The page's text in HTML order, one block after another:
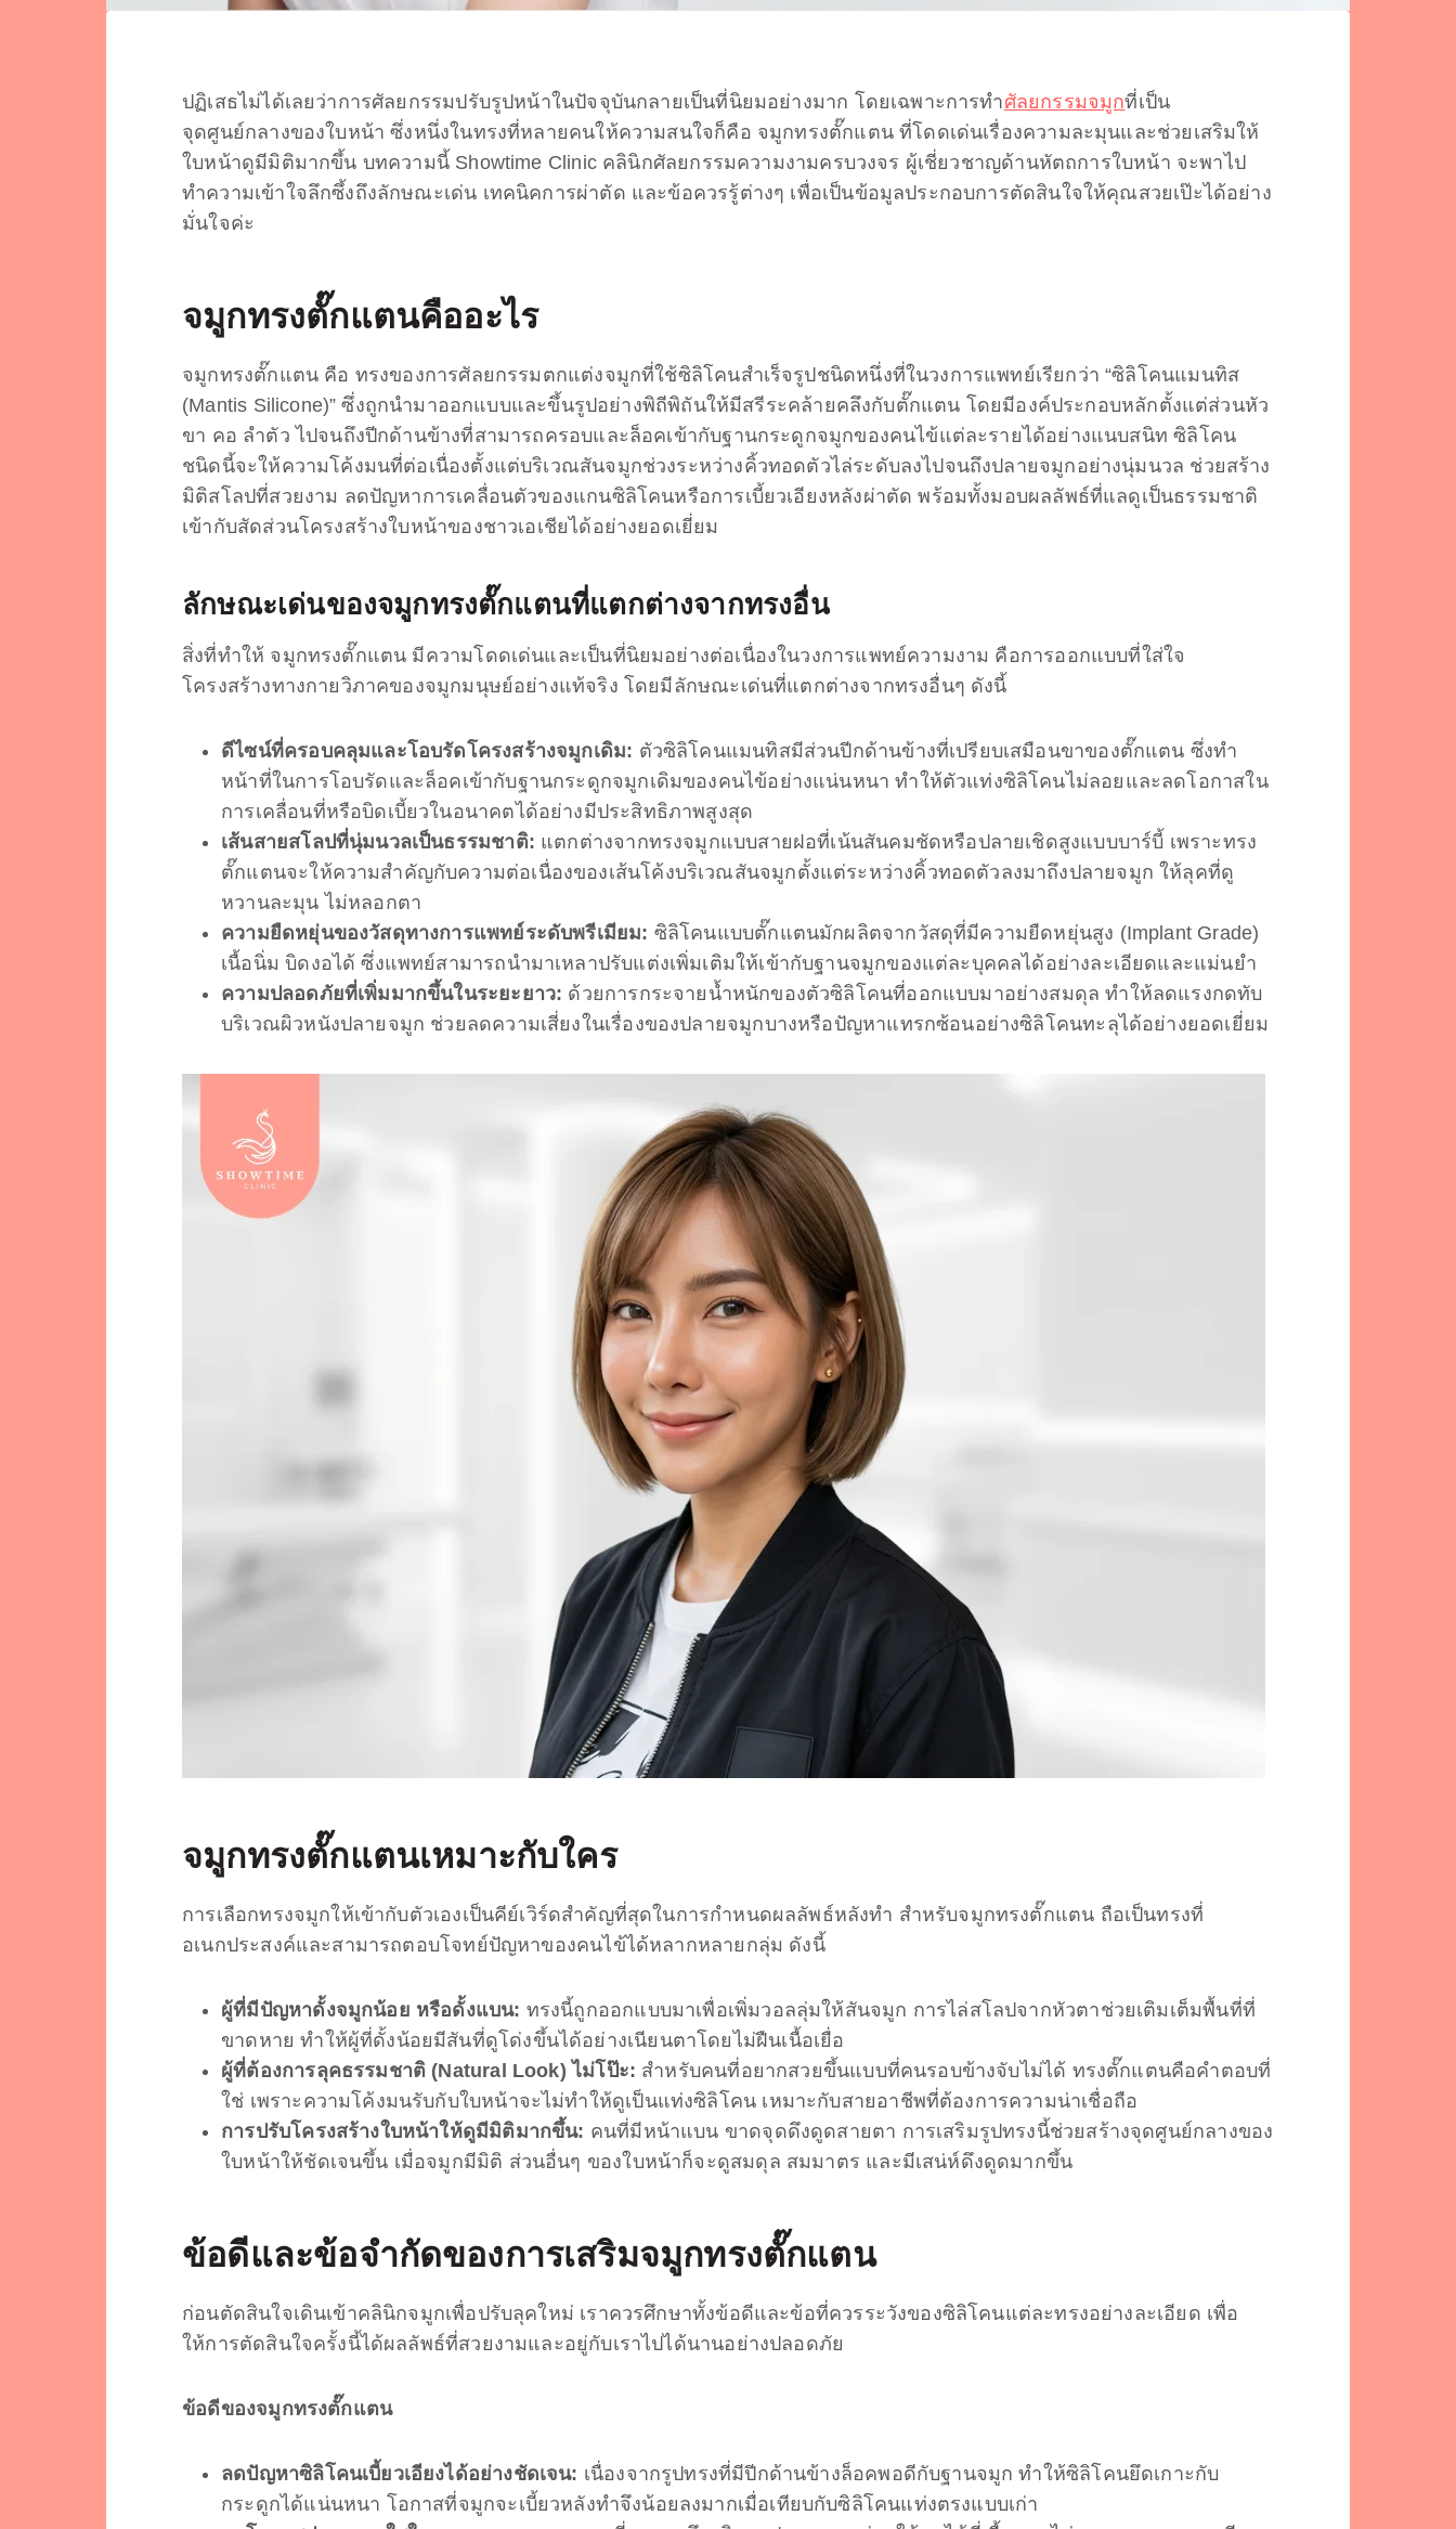
ปฏิเสธไม่ได้เลยว่าการศัลยกรรมปรับรูปหน้าในปัจจุบันกลายเป็นที่นิยมอย่างมาก โดยเฉพาะการทำศัลยกรรมจมูกที่เป็น
จุดศูนย์กลางของใบหน้า ซึ่งหนึ่งในทรงที่หลายคนให้ความสนใจก็คือ จมูกทรงตั๊กแตน ที่โดดเด่นเรื่องความละมุนและช่วยเสริมให้
ใบหน้าดูมีมิติมากขึ้น บทความนี้ Showtime Clinic คลินิกศัลยกรรมความงามครบวงจร ผู้เชี่ยวชาญด้านหัตถการใบหน้า จะพาไป
ทำความเข้าใจลึกซึ้งถึงลักษณะเด่น เทคนิคการผ่าตัด และข้อควรรู้ต่างๆ เพื่อเป็นข้อมูลประกอบการตัดสินใจให้คุณสวยเป๊ะได้อย่าง
มั่นใจค่ะ
จมูกทรงตั๊กแตนคืออะไร
จมูกทรงตั๊กแตน คือ ทรงของการศัลยกรรมตกแต่งจมูกที่ใช้ซิลิโคนสำเร็จรูปชนิดหนึ่งที่ในวงการแพทย์เรียกว่า “ซิลิโคนแมนทิส
(Mantis Silicone)” ซึ่งถูกนำมาออกแบบและขึ้นรูปอย่างพิถีพิถันให้มีสรีระคล้ายคลึงกับตั๊กแตน โดยมีองค์ประกอบหลักตั้งแต่ส่วนหัว
ขา คอ ลำตัว ไปจนถึงปีกด้านข้างที่สามารถครอบและล็อคเข้ากับฐานกระดูกจมูกของคนไข้แต่ละรายได้อย่างแนบสนิท ซิลิโคน
ชนิดนี้จะให้ความโค้งมนที่ต่อเนื่องตั้งแต่บริเวณสันจมูกช่วงระหว่างคิ้วทอดตัวไล่ระดับลงไปจนถึงปลายจมูกอย่างนุ่มนวล ช่วยสร้าง
มิติสโลปที่สวยงาม ลดปัญหาการเคลื่อนตัวของแกนซิลิโคนหรือการเบี้ยวเอียงหลังผ่าตัด พร้อมทั้งมอบผลลัพธ์ที่แลดูเป็นธรรมชาติ
เข้ากับสัดส่วนโครงสร้างใบหน้าของชาวเอเชียได้อย่างยอดเยี่ยม
ลักษณะเด่นของจมูกทรงตั๊กแตนที่แตกต่างจากทรงอื่น
สิ่งที่ทำให้ จมูกทรงตั๊กแตน มีความโดดเด่นและเป็นที่นิยมอย่างต่อเนื่องในวงการแพทย์ความงาม คือการออกแบบที่ใส่ใจ
โครงสร้างทางกายวิภาคของจมูกมนุษย์อย่างแท้จริง โดยมีลักษณะเด่นที่แตกต่างจากทรงอื่นๆ ดังนี้
ดีไซน์ที่ครอบคลุมและโอบรัดโครงสร้างจมูกเดิม: ตัวซิลิโคนแมนทิสมีส่วนปีกด้านข้างที่เปรียบเสมือนขาของตั๊กแตน ซึ่งทำ
หน้าที่ในการโอบรัดและล็อคเข้ากับฐานกระดูกจมูกเดิมของคนไข้อย่างแน่นหนา ทำให้ตัวแท่งซิลิโคนไม่ลอยและลดโอกาสใน
การเคลื่อนที่หรือบิดเบี้ยวในอนาคตได้อย่างมีประสิทธิภาพสูงสุด
เส้นสายสโลปที่นุ่มนวลเป็นธรรมชาติ: แตกต่างจากทรงจมูกแบบสายฝอที่เน้นสันคมชัดหรือปลายเชิดสูงแบบบาร์บี้ เพราะทรง
ตั๊กแตนจะให้ความสำคัญกับความต่อเนื่องของเส้นโค้งบริเวณสันจมูกตั้งแต่ระหว่างคิ้วทอดตัวลงมาถึงปลายจมูก ให้ลุคที่ดู
หวานละมุน ไม่หลอกตา
ความยืดหยุ่นของวัสดุทางการแพทย์ระดับพรีเมียม: ซิลิโคนแบบตั๊กแตนมักผลิตจากวัสดุที่มีความยืดหยุ่นสูง (Implant Grade)
เนื้อนิ่ม บิดงอได้ ซึ่งแพทย์สามารถนำมาเหลาปรับแต่งเพิ่มเติมให้เข้ากับฐานจมูกของแต่ละบุคคลได้อย่างละเอียดและแม่นยำ
ความปลอดภัยที่เพิ่มมากขึ้นในระยะยาว: ด้วยการกระจายน้ำหนักของตัวซิลิโคนที่ออกแบบมาอย่างสมดุล ทำให้ลดแรงกดทับ
บริเวณผิวหนังปลายจมูก ช่วยลดความเสี่ยงในเรื่องของปลายจมูกบางหรือปัญหาแทรกซ้อนอย่างซิลิโคนทะลุได้อย่างยอดเยี่ยม
จมูกทรงตั๊กแตนเหมาะกับใคร
การเลือกทรงจมูกให้เข้ากับตัวเองเป็นคีย์เวิร์ดสำคัญที่สุดในการกำหนดผลลัพธ์หลังทำ สำหรับจมูกทรงตั๊กแตน ถือเป็นทรงที่
อเนกประสงค์และสามารถตอบโจทย์ปัญหาของคนไข้ได้หลากหลายกลุ่ม ดังนี้
ผู้ที่มีปัญหาดั้งจมูกน้อย หรือดั้งแบน: ทรงนี้ถูกออกแบบมาเพื่อเพิ่มวอลลุ่มให้สันจมูก การไล่สโลปจากหัวตาช่วยเติมเต็มพื้นที่ที่
ขาดหาย ทำให้ผู้ที่ดั้งน้อยมีสันที่ดูโด่งขึ้นได้อย่างเนียนตาโดยไม่ฝืนเนื้อเยื่อ
ผู้ที่ต้องการลุคธรรมชาติ (Natural Look) ไม่โป๊ะ: สำหรับคนที่อยากสวยขึ้นแบบที่คนรอบข้างจับไม่ได้ ทรงตั๊กแตนคือคำตอบที่
ใช่ เพราะความโค้งมนรับกับใบหน้าจะไม่ทำให้ดูเป็นแท่งซิลิโคน เหมาะกับสายอาชีพที่ต้องการความน่าเชื่อถือ
การปรับโครงสร้างใบหน้าให้ดูมีมิติมากขึ้น: คนที่มีหน้าแบน ขาดจุดดึงดูดสายตา การเสริมรูปทรงนี้ช่วยสร้างจุดศูนย์กลางของ
ใบหน้าให้ชัดเจนขึ้น เมื่อจมูกมีมิติ ส่วนอื่นๆ ของใบหน้าก็จะดูสมดุล สมมาตร และมีเสน่ห์ดึงดูดมากขึ้น
ข้อดีและข้อจำกัดของการเสริมจมูกทรงตั๊กแตน
ก่อนตัดสินใจเดินเข้าคลินิกจมูกเพื่อปรับลุคใหม่ เราควรศึกษาทั้งข้อดีและข้อที่ควรระวังของซิลิโคนแต่ละทรงอย่างละเอียด เพื่อ
ให้การตัดสินใจครั้งนี้ได้ผลลัพธ์ที่สวยงามและอยู่กับเราไปได้นานอย่างปลอดภัย
ข้อดีของจมูกทรงตั๊กแตน
ลดปัญหาซิลิโคนเบี้ยวเอียงได้อย่างชัดเจน: เนื่องจากรูปทรงที่มีปีกด้านข้างล็อคพอดีกับฐานจมูก ทำให้ซิลิโคนยึดเกาะกับ
กระดูกได้แน่นหนา โอกาสที่จมูกจะเบี้ยวหลังทำจึงน้อยลงมากเมื่อเทียบกับซิลิโคนแท่งตรงแบบเก่า